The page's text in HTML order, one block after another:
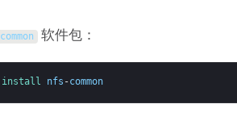
common 软件包：
install nfs -common